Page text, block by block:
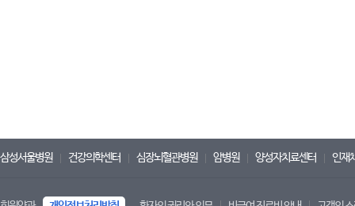
삼성서울병원 건강의학센터 심장뇌혈관병원 암병원 양성자치료센터 인재